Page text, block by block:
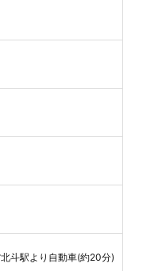
斗駅より自動車(約20分)